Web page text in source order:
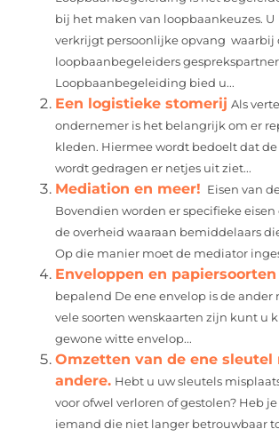
bij het maken van loopbaankeuzes. U
verkrijgt persoonlijke opvang waarbij
loopbaanbegeleiders
Loopbaanbegeleiding bied u...
Een logistieke stomerij Als
ondernemer is het belangrijk om er
kleden. Hiermee wordt bedoelt dat
wordt gedragen er netjes uit ziet...
Mediation en meer! Eisen van
Bovendien worden er specifieke
de overheid waaraan bemiddelaars
Op die manier moet de mediator
Enveloppen en papiersoorten
bepalend De ene envelop is de ander
vele soorten wenskaarten zijn kunt u
gewone witte envelop...
Omzetten van de ene sleutel
andere. Hebt u uw sleutels
voor ofwel verloren of gestolen? Heb
iemand die niet langer betrouwbaar